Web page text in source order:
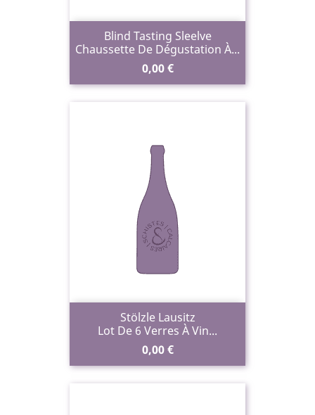
Blind Tasting Sleelve
Chaussette De Dégustation À...
Prix
0,00 €
Stölzle Lausitz
Lot De 6 Verres À Vin...
Prix
0,00 €